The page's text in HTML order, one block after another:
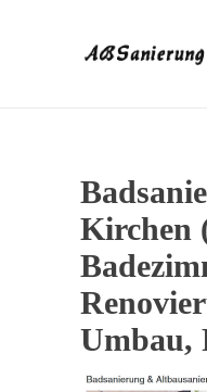
Kirchen
Umbau,